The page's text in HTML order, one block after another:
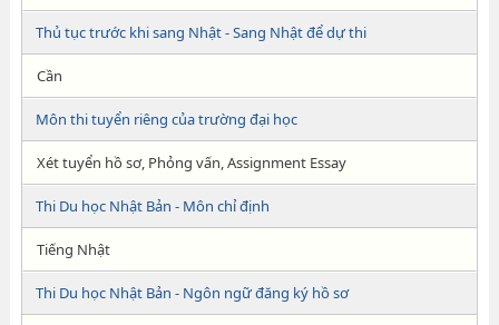
Thủ tục trước khi sang Nhật - Sang Nhật để dự thi
Cần
Môn thi tuyển riêng của trường đại học
Xét tuyển hồ sơ, Phỏng vấn, Assignment Essay
Thi Du học Nhật Bản - Môn chỉ định
Tiếng Nhật
Thi Du học Nhật Bản - Ngôn ngữ đăng ký hồ sơ